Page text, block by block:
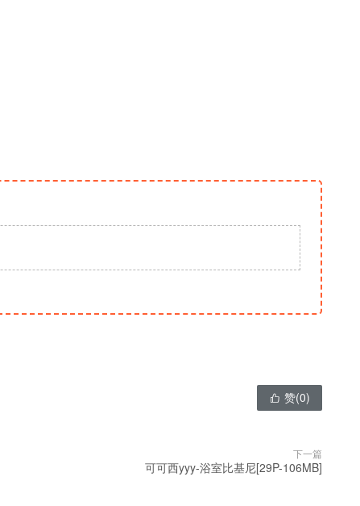
 赞(0)
下一篇
可可西yyy-浴室比基尼[29P-106MB]